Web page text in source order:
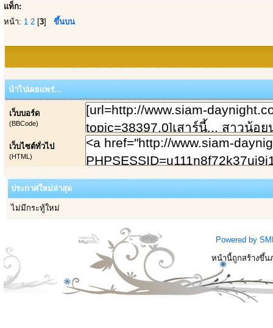
แท็ก:
หน้า: 1 2 [3] ขึ้นบน
นำไปเผยแพร่...
เว็บบอร์ด
(BBCode)
เว็บไซต์ทั่วไป
(HTML)
ประกาศใหม่ล่าสุด
ไม่มีกระทู้ใหม่
Powered by
หน้านี้ถูกสร้างขึ้น